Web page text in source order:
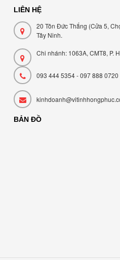
LIÊN HỆ
20 Tôn Đức Thắng (Cửa 5,
Tây Ninh.
Chi nhánh: 1063A, CMT8, P.
093 444 5354 - 097 888 0720
BẢN ĐỒ